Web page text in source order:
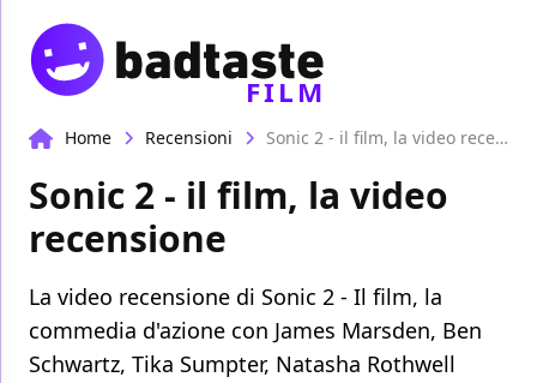
FILM
Home Recensioni Sonic 2 - il film, la video recensione
Sonic 2 - il film, la video
recensione
La video recensione di Sonic 2 - Il film, la
commedia d'azione con James Marsden, Ben
Schwartz, Tika Sumpter, Natasha Rothwell